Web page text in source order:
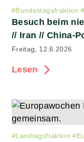
#Bundestagsfraktion #
Besuch beim
// Iran // China-
Freitag, 12.6.2026
Lesen
#Landtagsfraktion #